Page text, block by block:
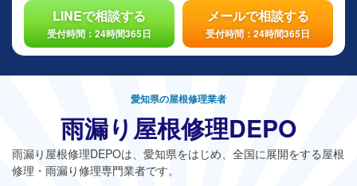
LINEで相談する
受付時間：24時間365日
メールで相談する
受付時間：24時間365日
愛知県の屋根修理業者
雨漏り屋根修理DEPO
雨漏り屋根修理DEPOは、愛知県をはじめ、全国に展開をする屋根
修理・雨漏り修理専門業者です。